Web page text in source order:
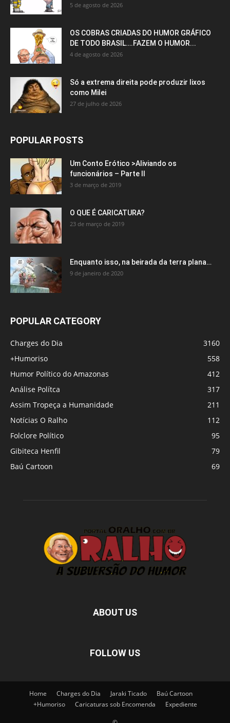
5 de agosto de 2026
OS COBRAS CRIADAS DO HUMOR GRÁFICO
DE TODO BRASIL….FAZEM O HUMOR...
4 de agosto de 2026
Só a extrema direita pode produzir lixos
como Milei
27 de julho de 2026
POPULAR POSTS
Um Conto Erótico >Aliviando os
funcionários – Parte II
3 de março de 2019
O QUE É CARICATURA?
23 de março de 2019
Enquanto isso, na beirada da terra plana…
9 de janeiro de 2020
POPULAR CATEGORY
Charges do Dia
3160
+Humoriso
558
Humor Político do Amazonas
412
Análise Polítca
317
Assim Tropeça a Humanidade
211
Notícias O Ralho
112
Folclore Político
95
Gibiteca Henfil
79
Baú Cartoon
69
ABOUT US
FOLLOW US
Home Charges do Dia Jaraki Ticado
Baú Cartoon
+Humoriso
Caricaturas sob Encomenda Expediente